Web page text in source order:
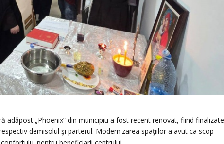
adăpost „Phoenix” din municipiu a fost recent renovat, fiind finalizate
demisolul şi parterul. Modernizarea spaţiilor a avut ca scop
pentru beneficiarii centrului.